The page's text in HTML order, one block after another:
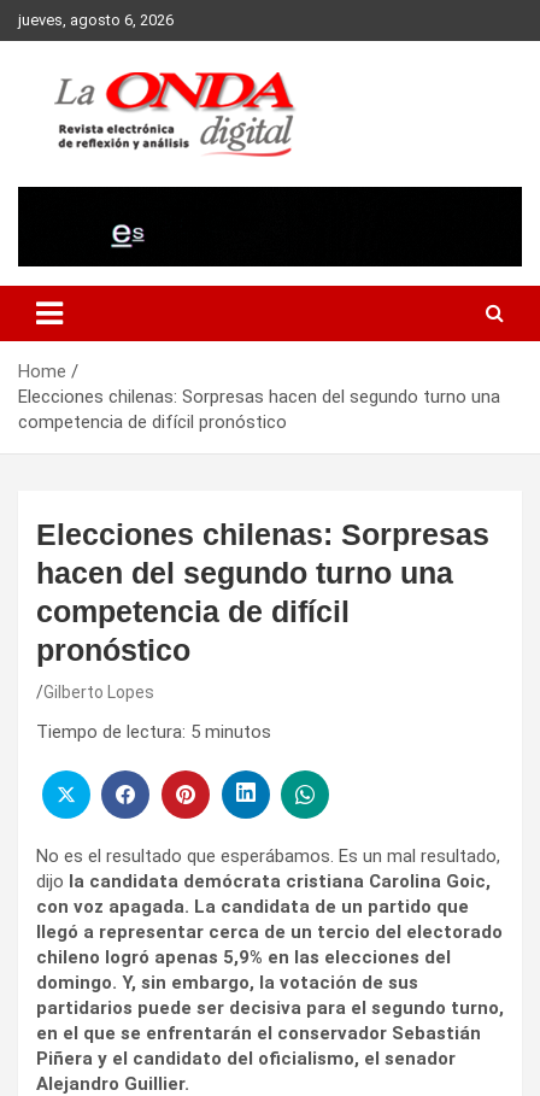
Skip
to
jueves, agosto 6, 2026
Home
Elecciones chilenas: Sorpresas hacen del segundo turno una
competencia de difícil pronóstico
Elecciones chilenas: Sorpresas
hacen del segundo turno una
competencia de difícil
pronóstico
Gilberto Lopes
Tiempo de lectura: 5 minutos
No es el resultado que esperábamos. Es un mal resultado,
dijo la candidata demócrata cristiana Carolina Goic,
con voz apagada. La candidata de un partido que
llegó a representar cerca de un tercio del electorado
chileno logró apenas 5,9% en las elecciones del
domingo. Y, sin embargo, la votación de sus
partidarios puede ser decisiva para el segundo turno,
en el que se enfrentarán el conservador Sebastián
Piñera y el candidato del oficialismo, el senador
Alejandro Guillier.